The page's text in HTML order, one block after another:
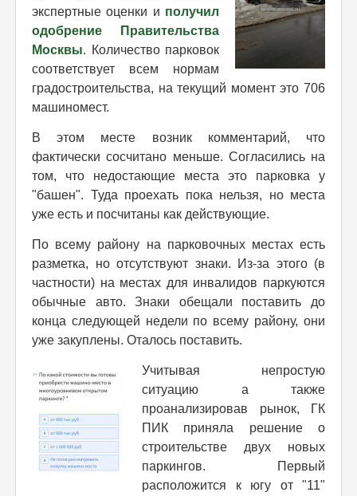
экспертные оценки и получил
одобрение Правительства
Москвы. Количество парковок
соответствует всем нормам
градостроительства, на текущий момент это 706
машиномест.
В этом месте возник комментарий, что
фактически сосчитано меньше. Согласились на
том, что недостающие места это парковка у
"башен". Туда проехать пока нельзя, но места
уже есть и посчитаны как действующие.
По всему району на парковочных местах есть
разметка, но отсутствуют знаки. Из-за этого (в
частности) на местах для инвалидов паркуются
обычные авто. Знаки обещали поставить до
конца следующей недели по всему району, они
уже закуплены. Оталось поставить.
Учитывая непростую
ситуацию а также
проанализировав рынок, ГК
ПИК приняла решение о
строительстве двух новых
паркингов. Первый
расположится к югу от "11"